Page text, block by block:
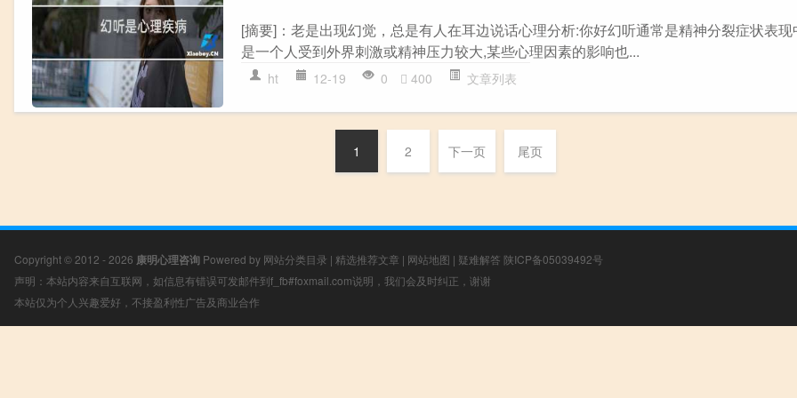
[摘要]：老是出现幻觉，总是有人在耳边说话心理分析:你好幻听通常是精神分裂症状表现
是一个人受到外界刺激或精神压力较大,某些心理因素的影响也...
ht 12-19 0 400 文章列表
1 2 下一页 尾页
Copyright © 2012 - 2026 康明心理咨询 Powered by 网站分类目录 | 精选推荐文章 | 网站地图 | 疑难解答 陕ICP备05039492号
声明：本站内容来自互联网，如信息有错误可发邮件到f_fb#foxmail.com说明，我们会及时纠正，谢谢
本站仅为个人兴趣爱好，不接盈利性广告及商业合作